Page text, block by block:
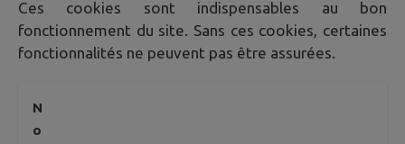
Ces cookies sont indispensables au bon
fonctionnement du site. Sans ces cookies, certaines
fonctionnalités ne peuvent pas être assurées.
N
o